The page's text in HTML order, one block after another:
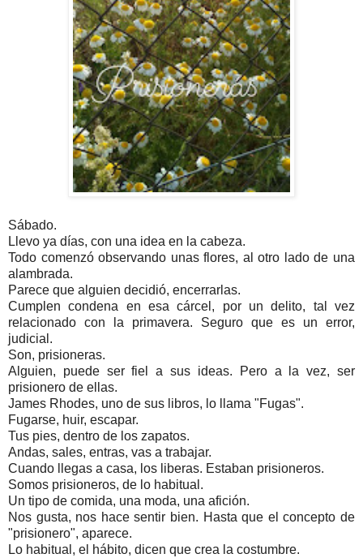
Sábado.
Llevo ya días, con una idea en la cabeza.
Todo comenzó observando unas flores, al otro lado de una
alambrada.
Parece que alguien decidió, encerrarlas.
Cumplen condena en esa cárcel, por un delito, tal vez
relacionado con la primavera. Seguro que es un error,
judicial.
Son, prisioneras.
Alguien, puede ser fiel a sus ideas. Pero a la vez, ser
prisionero de ellas.
James Rhodes, uno de sus libros, lo llama "Fugas".
Fugarse, huir, escapar.
Tus pies, dentro de los zapatos.
Andas, sales, entras, vas a trabajar.
Cuando llegas a casa, los liberas. Estaban prisioneros.
Somos prisioneros, de lo habitual.
Un tipo de comida, una moda, una afición.
Nos gusta, nos hace sentir bien. Hasta que el concepto de
"prisionero", aparece.
Lo habitual, el hábito, dicen que crea la costumbre.